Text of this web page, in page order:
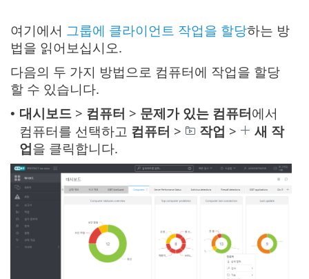
여기에서 그룹에 클라이언트 작업을 할당하는 방
법을 읽어보십시오.
다음의 두 가지 방법으로 컴퓨터에 작업을 할당
할 수 있습니다.
• 대시보드 > 컴퓨터 > 문제가 있는 컴퓨터에서
컴퓨터를 선택하고 컴퓨터 > 작업 >
새 작
업을 클릭합니다.